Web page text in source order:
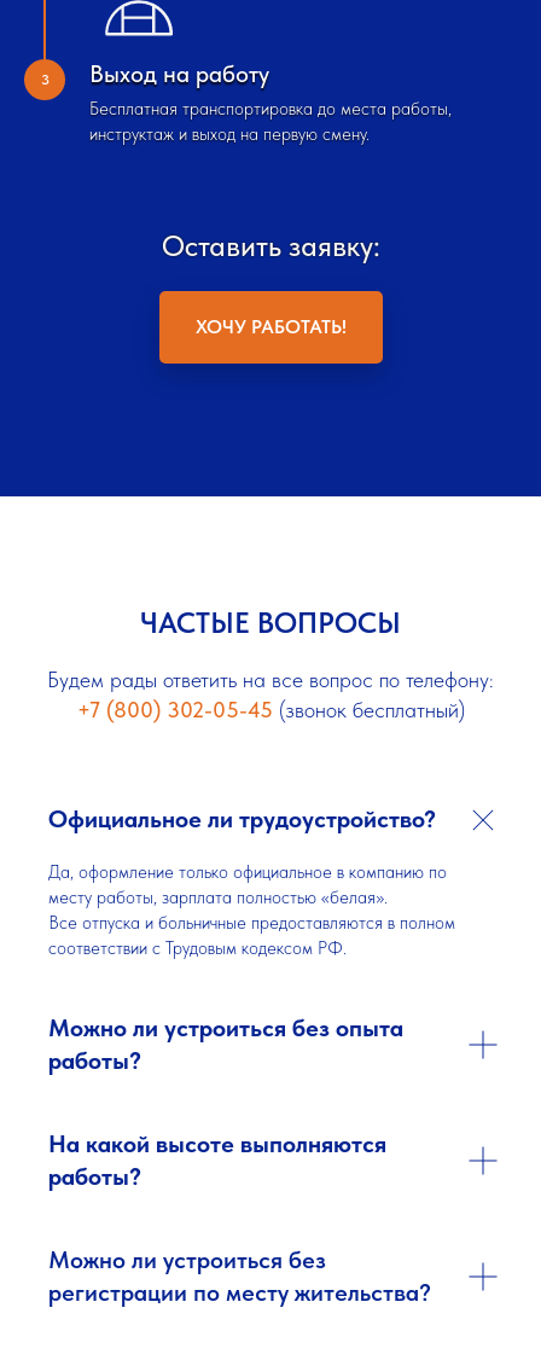
Выход на работу
Бесплатная транспортировка до места работы,
инструктаж и выход на первую смену.
Оставить заявку:
ХОЧУ РАБОТАТЬ!
ЧАСТЫЕ ВОПРОСЫ
Будем рады ответить на все вопрос по телефону:
+7 (800) 302-05-45 (звонок бесплатный)
Официальное ли трудоустройство?
Да, оформление только официальное в компанию по
месту работы, зарплата полностью «белая».
Все отпуска и больничные предоставляются в полном
соответствии с Трудовым кодексом РФ.
Можно ли устроиться без опыта
работы?
На какой высоте выполняются
работы?
Можно ли устроиться без
регистрации по месту жительства?